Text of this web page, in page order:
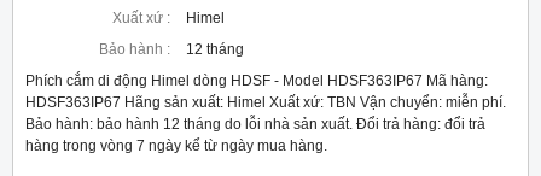
Xuất xứ :
Himel
Bảo hành :
12 tháng
Phích cắm di động Himel dòng HDSF - Model HDSF363IP67 Mã hàng:
HDSF363IP67 Hãng sản xuất: Himel Xuất xứ: TBN Vận chuyển: miễn phí.
Bảo hành: bảo hành 12 tháng do lỗi nhà sản xuất. Đổi trả hàng: đổi trả
hàng trong vòng 7 ngày kể từ ngày mua hàng.